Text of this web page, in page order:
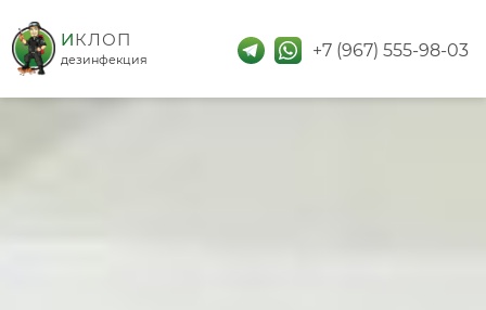
дезинфекция